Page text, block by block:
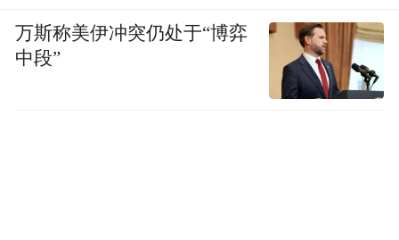
万斯称美伊冲突仍处于“博弈
中段”